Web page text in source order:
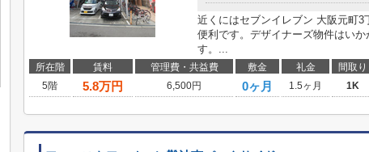
近くにはセブンイレブン 大阪元町
便利です。デザイナーズ物件はい
す。...
所在階 賃料 管理費・共益費 敷金 礼金 間取り
5階
5.8万円 6,500円 0ヶ月 1.5ヶ月 1K